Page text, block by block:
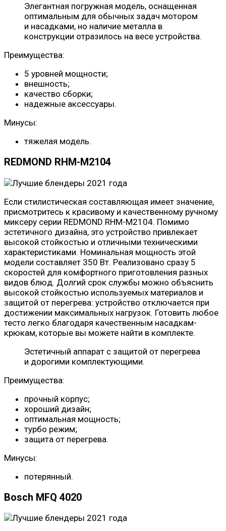
Элегантная погружная модель, оснащенная
оптимальным для обычных задач мотором
и насадками, но наличие металла в
конструкции отразилось на весе устройства.
Преимущества:
5 уровней мощности;
внешность;
качество сборки;
надежные аксессуары.
Минусы:
тяжелая модель.
REDMOND RHM-M2104
Если стилистическая составляющая имеет значение,
присмотритесь к красивому и качественному ручному
миксеру серии REDMOND RHM-M2104. Помимо
эстетичного дизайна, это устройство привлекает
высокой стойкостью и отличными техническими
характеристиками. Номинальная мощность этой
модели составляет 350 Вт. Реализовано сразу 5
скоростей для комфортного приготовления разных
видов блюд. Долгий срок службы можно объяснить
высокой стойкостью используемых материалов и
защитой от перегрева: устройство отключается при
достижении максимальных нагрузок. Готовить любое
тесто легко благодаря качественным насадкам-
крюкам, которые вы можете найти в комплекте.
Эстетичный аппарат с защитой от перегрева
и дорогими комплектующими.
Преимущества:
прочный корпус;
хороший дизайн;
оптимальная мощность;
турбо режим;
защита от перегрева.
Минусы:
потерянный.
Bosch MFQ 4020